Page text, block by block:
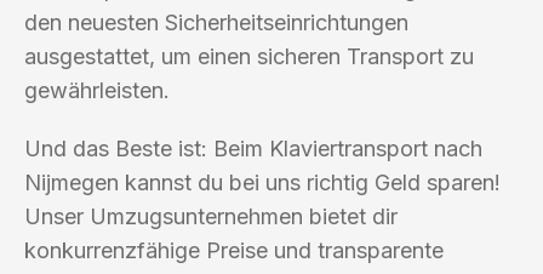
den neuesten Sicherheitseinrichtungen
ausgestattet, um einen sicheren Transport zu
gewährleisten.
Und das Beste ist: Beim Klaviertransport nach
Nijmegen kannst du bei uns richtig Geld sparen!
Unser Umzugsunternehmen bietet dir
konkurrenzfähige Preise und transparente